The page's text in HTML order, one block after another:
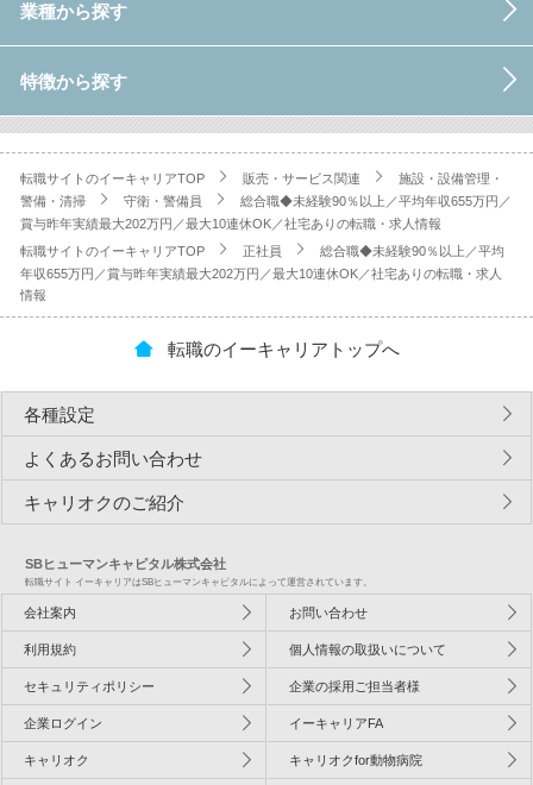
業種から探す
特徴から探す
転職サイトのイーキャリアTOP 販売・サービス関連
施設・設備管理・
警備・清掃
守衛・警備員
総合職◆未経験90％以上／平均年収655万円／
賞与昨年実績最大202万円／最大10連休OK／社宅ありの転職・求人情報
転職サイトのイーキャリアTOP
正社員
総合職◆未経験90％以上／平均
年収655万円／賞与昨年実績最大202万円／最大10連休OK／社宅ありの転職・求人
情報
転職のイーキャリアトップへ
各種設定
よくあるお問い合わせ
キャリオクのご紹介
SBヒューマンキャピタル株式会社
転職サイト イーキャリアはSBヒューマンキャピタルによって運営されています。
会社案内 お問い合わせ
利用規約 個人情報の取扱いについて
セキュリティポリシー 企業の採用ご担当者様
企業ログイン イーキャリアFA
キャリオク キャリオクfor動物病院